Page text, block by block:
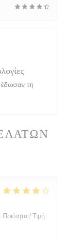
Ποιότητα / Τιμή :
τη